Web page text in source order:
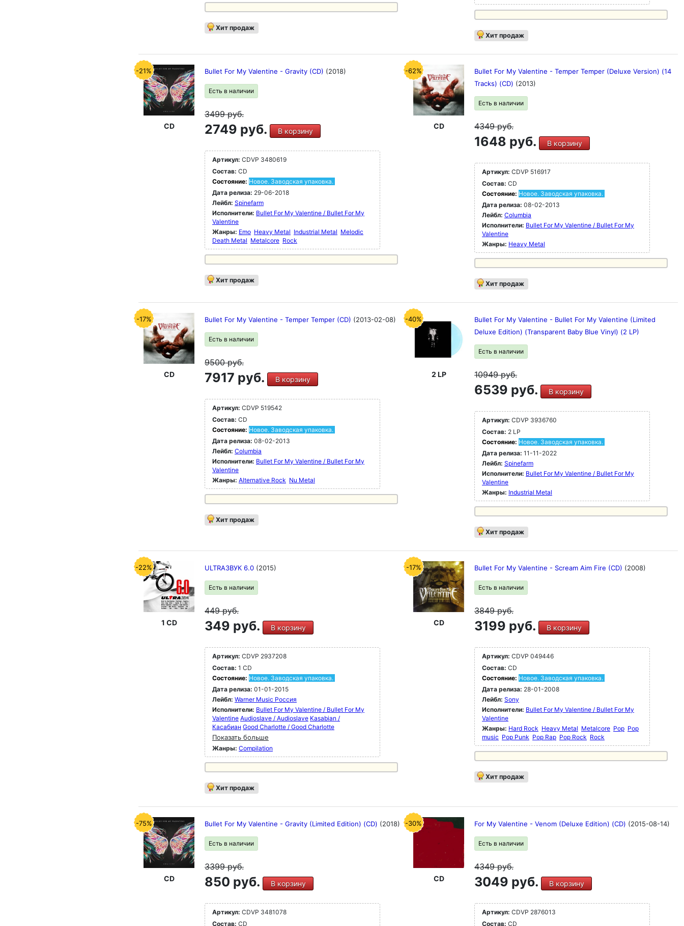
Хит продаж
Хит продаж
-21%
CD
Bullet For My Valentine - Gravity (CD) (2018)
Есть в наличии
3499руб.
2749 руб. В корзину
Артикул: CDVP 3480619
Состав: CD
Состояние: Новое. Заводская упаковка.
Дата релиза: 29-06-2018
Лейбл: Spinefarm
Исполнители: Bullet For My Valentine / Bullet For My
Valentine
Жанры: Emo Heavy Metal Industrial Metal Melodic
Death Metal Metalcore Rock
Хит продаж
-62%
CD
Bullet For My Valentine - Temper Temper (Deluxe Version) (14
Tracks) (CD) (2013)
Есть в наличии
4349руб.
1648 руб. В корзину
Артикул: CDVP 516917
Состав: CD
Состояние: Новое. Заводская упаковка.
Дата релиза: 08-02-2013
Лейбл: Columbia
Исполнители: Bullet For My Valentine / Bullet For My
Valentine
Жанры: Heavy Metal
Хит продаж
-17%
CD
Bullet For My Valentine - Temper Temper (CD) (2013-02-08)
Есть в наличии
9500руб.
7917 руб. В корзину
Артикул: CDVP 519542
Состав: CD
Состояние: Новое. Заводская упаковка.
Дата релиза: 08-02-2013
Лейбл: Columbia
Исполнители: Bullet For My Valentine / Bullet For My
Valentine
Жанры: Alternative Rock Nu Metal
Хит продаж
-40%
2 LP
Bullet For My Valentine - Bullet For My Valentine (Limited
Deluxe Edition) (Transparent Baby Blue Vinyl) (2 LP)
Есть в наличии
10949руб.
6539 руб. В корзину
Артикул: CDVP 3936760
Состав: 2 LP
Состояние: Новое. Заводская упаковка.
Дата релиза: 11-11-2022
Лейбл: Spinefarm
Исполнители: Bullet For My Valentine / Bullet For My
Valentine
Жанры: Industrial Metal
Хит продаж
-22%
1 CD
ULTRAЗВУК 6.0 (2015)
Есть в наличии
449руб.
349 руб. В корзину
Артикул: CDVP 2937208
Состав: 1 CD
Состояние: Новое. Заводская упаковка.
Дата релиза: 01-01-2015
Лейбл: Warner Music Россия
Исполнители: Bullet For My Valentine / Bullet For My
Valentine Audioslave / Audioslave Kasabian /
Касабиан Good Charlotte / Good Charlotte
Показать больше
Жанры: Compilation
Хит продаж
-17%
CD
Bullet For My Valentine - Scream Aim Fire (CD) (2008)
Есть в наличии
3849руб.
3199 руб. В корзину
Артикул: CDVP 049446
Состав: CD
Состояние: Новое. Заводская упаковка.
Дата релиза: 28-01-2008
Лейбл: Sony
Исполнители: Bullet For My Valentine / Bullet For My
Valentine
Жанры: Hard Rock Heavy Metal Metalcore Pop Pop
music Pop Punk Pop Rap Pop Rock Rock
Хит продаж
-75%
CD
Bullet For My Valentine - Gravity (Limited Edition) (CD) (2018)
Есть в наличии
3399руб.
850 руб. В корзину
Артикул: CDVP 3481078
Состав: CD
-30%
CD
For My Valentine - Venom (Deluxe Edition) (CD) (2015-08-14)
Есть в наличии
4349руб.
3049 руб. В корзину
Артикул: CDVP 2876013
Состав: CD